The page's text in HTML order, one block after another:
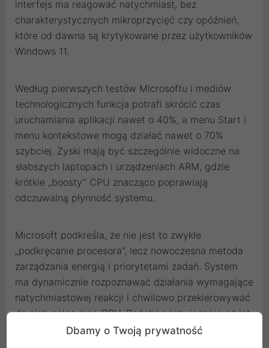
interfejs ma reagować natychmiast, bez
charakterystycznych mikroprzycięć czy opóźnień,
które od dawna są krytykowane przez użytkowników
Windows 11.
Według pierwszych testów Microsoftu i mediów
technologicznych funkcja potrafi skrócić czas
uruchamiania aplikacji nawet o 40%, a menu Start i
menu kontekstowe mogą działać nawet o 70%
szybciej. Zyski mają być szczególnie widoczne na
słabszych laptopach i urządzeniach ARM, gdzie
krótkie „boosty” CPU znacząco poprawiają
odczuwalną płynność systemu.
Microsoft podkreśla, że nie jest to zwykłe
„podkręcanie procesora”, lecz nowoczesna metoda
zarządzania energią i priorytetami zadań. System
ma dynamicznie rozpoznawać działania wymagające
natychmiastowej reakcji i chwilowo przekierowywać
do nich pełną moc CPU. Podobne rozwiązania od lat
stosują macOS, Android czy Linux. W praktyce
Dbamy o Twoją prywatność